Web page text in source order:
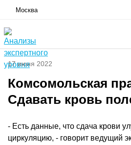
Москва
17 июня 2022
Комсомольская
Сдавать кровь
- Есть данные, что сдача крови
циркуляцию, - говорит ведущий